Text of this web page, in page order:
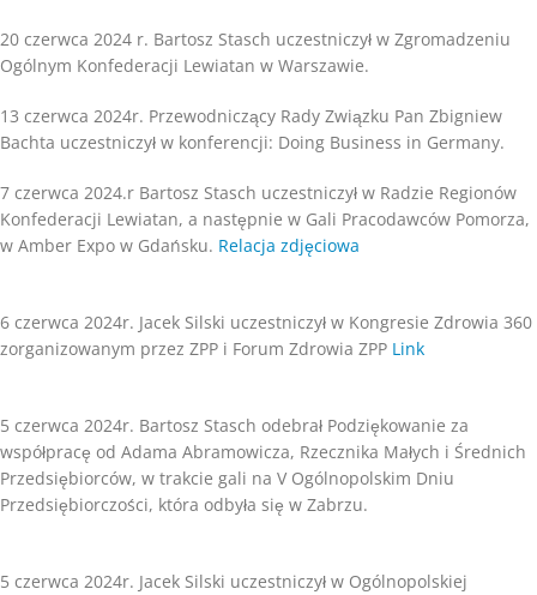
20 czerwca 2024 r. Bartosz Stasch uczestniczył w Zgromadzeniu
Ogólnym Konfederacji Lewiatan w Warszawie.
13 czerwca 2024r. Przewodniczący Rady Związku Pan Zbigniew
Bachta uczestniczył w konferencji: Doing Business in Germany.
7 czerwca 2024.r Bartosz Stasch uczestniczył w Radzie Regionów
Konfederacji Lewiatan, a następnie w Gali Pracodawców Pomorza,
w Amber Expo w Gdańsku. Relacja zdjęciowa
6 czerwca 2024r. Jacek Silski uczestniczył w Kongresie Zdrowia 360
zorganizowanym przez ZPP i Forum Zdrowia ZPP Link
5 czerwca 2024r. Bartosz Stasch odebrał Podziękowanie za
współpracę od Adama Abramowicza, Rzecznika Małych i Średnich
Przedsiębiorców, w trakcie gali na V Ogólnopolskim Dniu
Przedsiębiorczości, która odbyła się w Zabrzu.
5 czerwca 2024r. Jacek Silski uczestniczył w Ogólnopolskiej